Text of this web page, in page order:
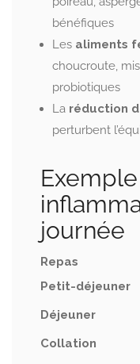
bénéfiques
Les aliments
choucroute,
probiotiques
La réduction
perturbent
journée
Repas
Petit-déjeuner
Déjeuner
Collation